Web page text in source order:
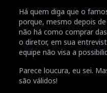
Há quem diga que o
porque, mesmo depois
não há como comprar
o diretor, em sua
equipe não visa a
Parece loucura, eu sei.
são válidos!